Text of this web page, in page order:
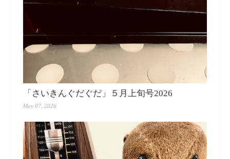
「さいきんぐだぐだ」５月上旬号2026
May 07, 2026